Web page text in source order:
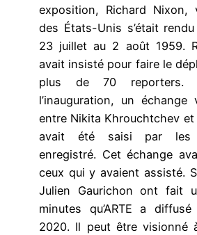
exposition, Richard Nixon,
des États-Unis s’était
23 juillet au 2 août 1959.
avait insisté pour faire le
plus de 70
l’inauguration, un échange
entre Nikita Khrouchtchev et
avait été saisi par les
enregistré. Cet échange
ceux qui y avaient assisté.
Julien Gaurichon ont fait
minutes qu’ARTE a
2020. Il peut être visionné